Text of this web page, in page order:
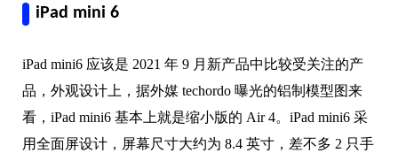
iPad mini 6
iPad mini6 应该是 2021 年 9 月新产品中比较受关注的产
品，外观设计上，据外媒 techordo 曝光的铝制模型图来
看，iPad mini6 基本上就是缩小版的 Air 4。iPad mini6 采
用全面屏设计，屏幕尺寸大约为 8.4 英寸，差不多 2 只手